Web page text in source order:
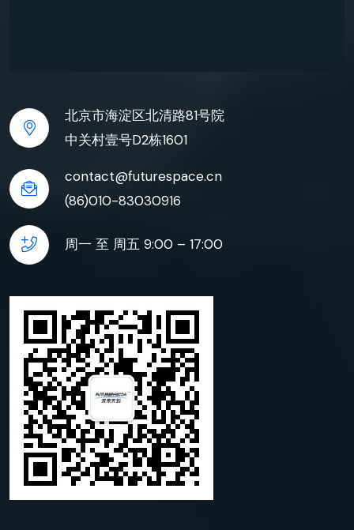
北京市海淀区北清路81号院
中关村壹号D2栋1601
contact@futurespace.cn
(86)010-83030916
周一 至 周五 9:00 – 17:00